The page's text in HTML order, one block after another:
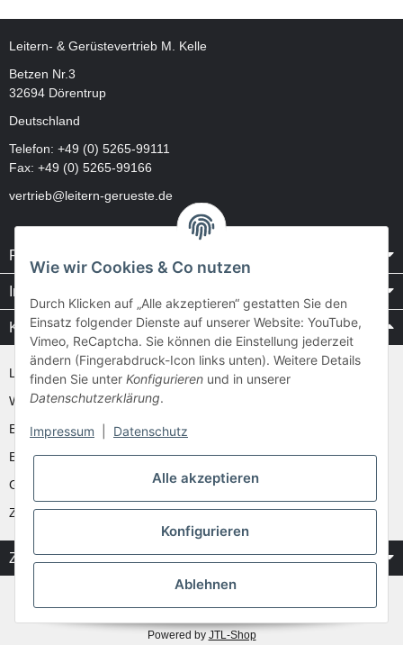
Leitern- & Gerüstevertrieb M. Kelle
Betzen Nr.3
32694 Dörentrup
Deutschland
Telefon: +49 (0) 5265-99111
Fax: +49 (0) 5265-99166
vertrieb@leitern-gerueste.de
Rechtliches
Informationen
Kataloge / Videos
Layher Videos und Downloads
WAKÜ
Ernst
Euroline
Günzburger
Zarges
Zahlung & Versand
* Alle Preise inkl. gesetzlicher USt.
** gilt für Vorkasse Banküberweisung und Lastschrifteinzug, zzgl.Versand
Powered by JTL-Shop
Wie wir Cookies & Co nutzen
Durch Klicken auf „Alle akzeptieren“ gestatten Sie den
Einsatz folgender Dienste auf unserer Website: YouTube,
Vimeo, ReCaptcha. Sie können die Einstellung jederzeit
ändern (Fingerabdruck-Icon links unten). Weitere Details
finden Sie unter Konfigurieren und in unserer
Datenschutzerklärung.
Impressum Datenschutz
Alle akzeptieren
Konfigurieren
Ablehnen